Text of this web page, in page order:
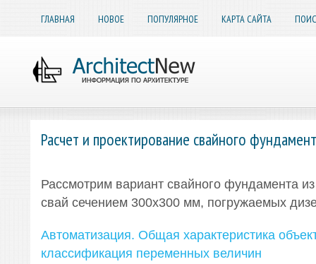
ГЛАВНАЯ НОВОЕ ПОПУЛЯРНОЕ КАРТА САЙТА
Расчет и проектирование свайного
Рассмотрим вариант свайного фундамента
свай сечением 300x300 мм, погружаемых
Автоматизация. Общая характеристика
классификация переменных величин